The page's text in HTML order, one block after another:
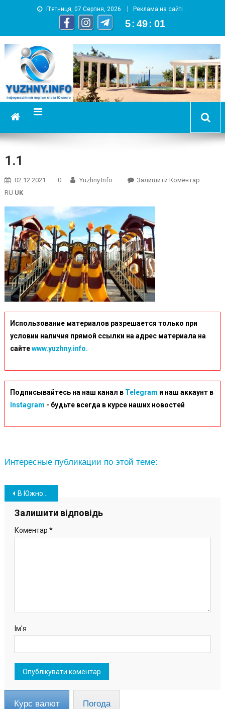
П’ятниця, 07 Серпня, 2026 Реклама на сайті
5 : 49 : 02
YUZHNY.INFO
информационный портал города Южный
1.1
02.12.2021 0 Yuzhny.info Залишити КоментарOn
RU UK
Использование материалов разрешается только при
условии наличия прямой ссылки на адрес материала на
сайтеwww.yuzhny.info.
Подписывайтесь на наш канал в Telegram и наш аккаунт в
Instagram - будьте всегда в курсе наших новостей
Интересные публикации по этой теме:
Навігація
записів
В Южном начали монтировать новый игровой комплекс для детей (фото)
Залишити відповідь
Коментар *
Ім'я
Курс валют Погода